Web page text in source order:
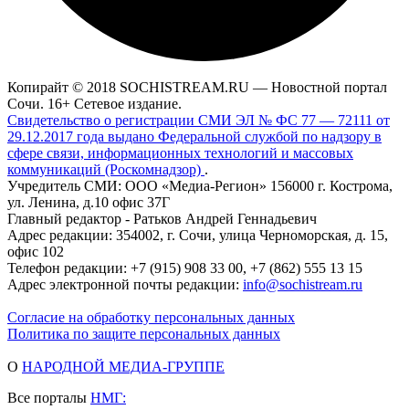
Копирайт © 2018 SOCHISTREAM.RU — Новостной портал
Сочи. 16+ Сетевое издание.
Свидетельство о регистрации СМИ ЭЛ № ФС 77 — 72111 от
29.12.2017 года выдано Федеральной службой по надзору в
сфере связи, информационных технологий и массовых
коммуникаций (Роскомнадзор) .
Учредитель СМИ: ООО «Медиа-Регион» 156000 г. Кострома,
ул. Ленина, д.10 офис 37Г
Главный редактор - Ратьков Андрей Геннадьевич
Адрес редакции: 354002, г. Сочи, улица Черноморская, д. 15,
офис 102
Телефон редакции: +7 (915) 908 33 00, +7 (862) 555 13 15
Адрес электронной почты редакции: info@sochistream.ru
Согласие на обработку персональных данных
Политика по защите персональных данных
О НАРОДНОЙ МЕДИА-ГРУППЕ
Все порталы НМГ: